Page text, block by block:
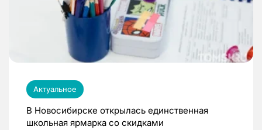
Актуальное
В Новосибирске открылась единственная
школьная ярмарка со скидками